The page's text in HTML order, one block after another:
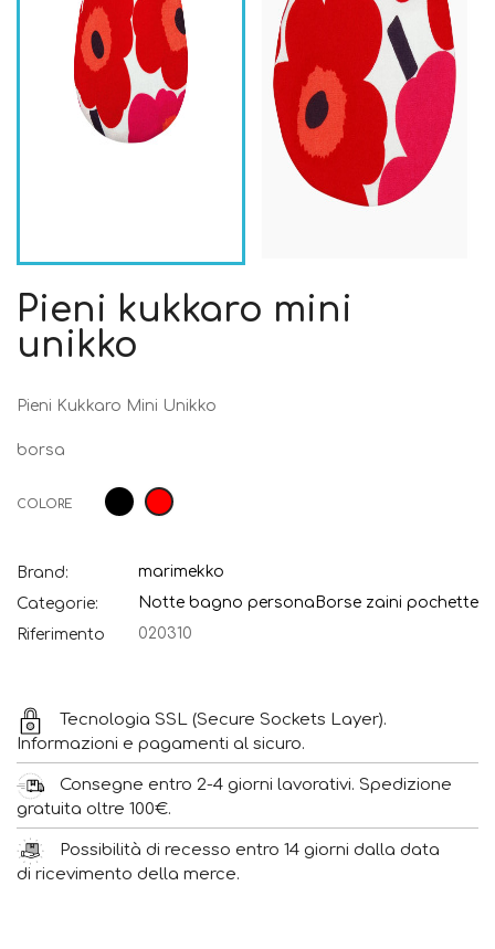
Pieni kukkaro mini
unikko
Pieni Kukkaro Mini Unikko
borsa
COLORE NeroRosso
Brand:
marimekko
Categorie:
Notte bagno persona Borse zaini pochette
Riferimento
020310
Tecnologia SSL (Secure Sockets Layer).
Informazioni e pagamenti al sicuro.
Consegne entro 2-4 giorni lavorativi. Spedizione
gratuita oltre 100€.
Possibilità di recesso entro 14 giorni dalla data
di ricevimento della merce.